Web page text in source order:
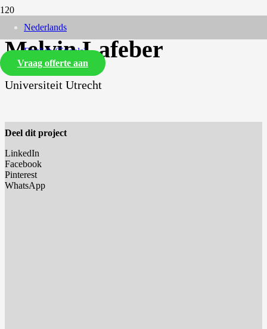
Nederlands
English(Engels)
Vraag offerte aan
Melvin Lafeber
Universiteit Utrecht
Deel dit project
LinkedIn
Facebook
Pinterest
WhatsApp